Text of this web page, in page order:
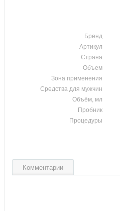
Бренд
Артикул
Страна
Объем
Зона применения
Средства для мужчин
Объём, мл
Пробник
Процедуры
Комментарии